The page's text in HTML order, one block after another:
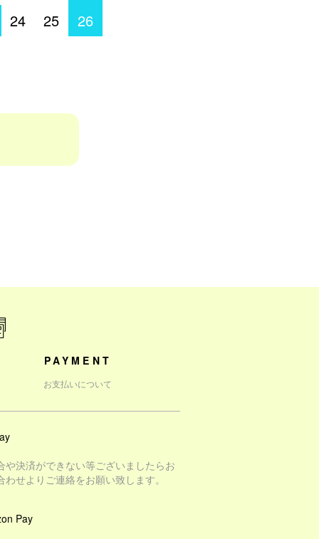
24 25
26
PAYMENT
お支払いについて
や決済ができない等ございましたらお
わせよりご連絡をお願い致します。
Pay